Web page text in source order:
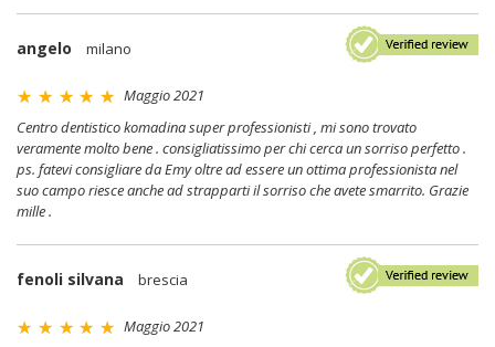
angelo milano
Maggio 2021
Centro dentistico komadina super professionisti , mi sono trovato
veramente molto bene . consigliatissimo per chi cerca un sorriso perfetto .
ps. fatevi consigliare da Emy oltre ad essere un ottima professionista nel
suo campo riesce anche ad strapparti il sorriso che avete smarrito. Grazie
mille .
fenoli silvana brescia
Maggio 2021